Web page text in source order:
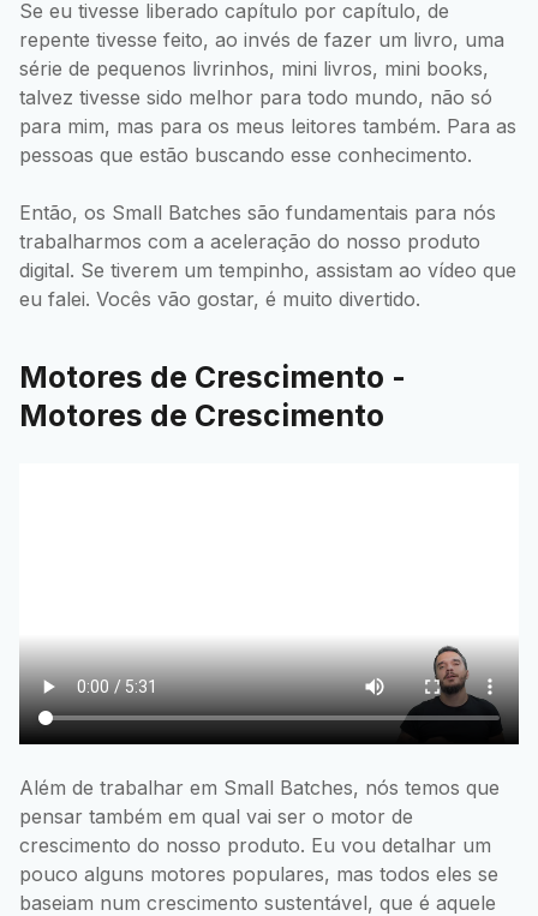
Se eu tivesse liberado capítulo por capítulo, de
repente tivesse feito, ao invés de fazer um livro, uma
série de pequenos livrinhos, mini livros, mini books,
talvez tivesse sido melhor para todo mundo, não só
para mim, mas para os meus leitores também. Para as
pessoas que estão buscando esse conhecimento.
Então, os Small Batches são fundamentais para nós
trabalharmos com a aceleração do nosso produto
digital. Se tiverem um tempinho, assistam ao vídeo que
eu falei. Vocês vão gostar, é muito divertido.
Motores de Crescimento -
Motores de Crescimento
Além de trabalhar em Small Batches, nós temos que
pensar também em qual vai ser o motor de
crescimento do nosso produto. Eu vou detalhar um
pouco alguns motores populares, mas todos eles se
baseiam num crescimento sustentável, que é aquele